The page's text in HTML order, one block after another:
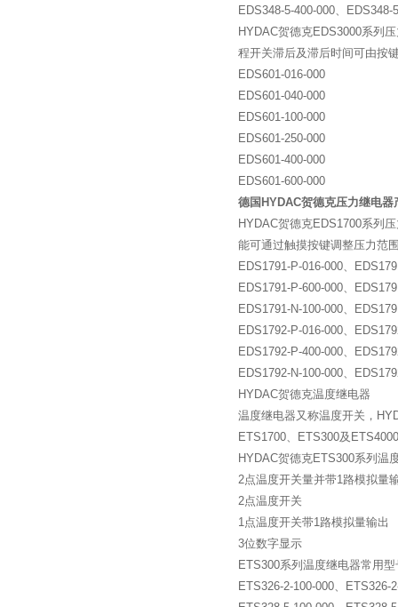
EDS348-5-400-000、EDS348-
HYDAC贺德克EDS3000系列
程开关滞后及滞后时间可由按
EDS601-016-000
EDS601-040-000
EDS601-100-000
EDS601-250-000
EDS601-400-000
EDS601-600-000
德国HYDAC贺德克压力继电器
HYDAC贺德克EDS1700系列
能可通过触摸按键调整压力范
EDS1791-P-016-000、
EDS1791-P-600-000、
EDS1791-N-100-000、
EDS1792-P-016-000、
EDS1792-P-400-000、
EDS1792-N-100-000、
HYDAC贺德克温度继电器
温度继电器又称温度开关，
ETS1700、ETS300及
HYDAC贺德克ETS300系列温
2点温度开关量并带1路模拟量
2点温度开关
1点温度开关带1路模拟量输出
3位数字显示
ETS300系列温度继电器常用型
ETS326-2-100-000、ETS326-